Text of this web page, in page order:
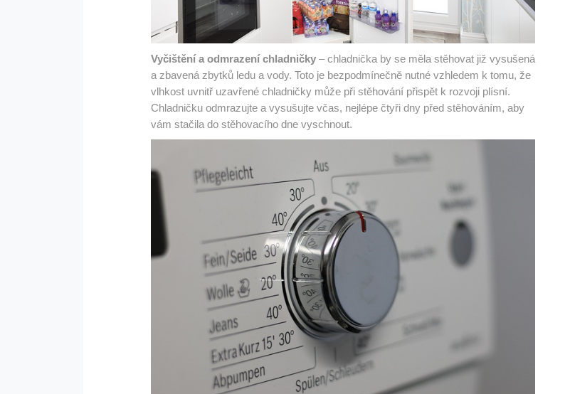
Vyčištění a odmrazení chladničky – chladnička by se měla stěhovat již vysušená
a zbavená zbytků ledu a vody. Toto je bezpodmínečně nutné vzhledem k tomu, že
vlhkost uvnitř uzavřené chladničky může při stěhování přispět k rozvoji plísní.
Chladničku odmrazujte a vysušujte včas, nejlépe čtyři dny před stěhováním, aby
vám stačila do stěhovacího dne vyschnout.